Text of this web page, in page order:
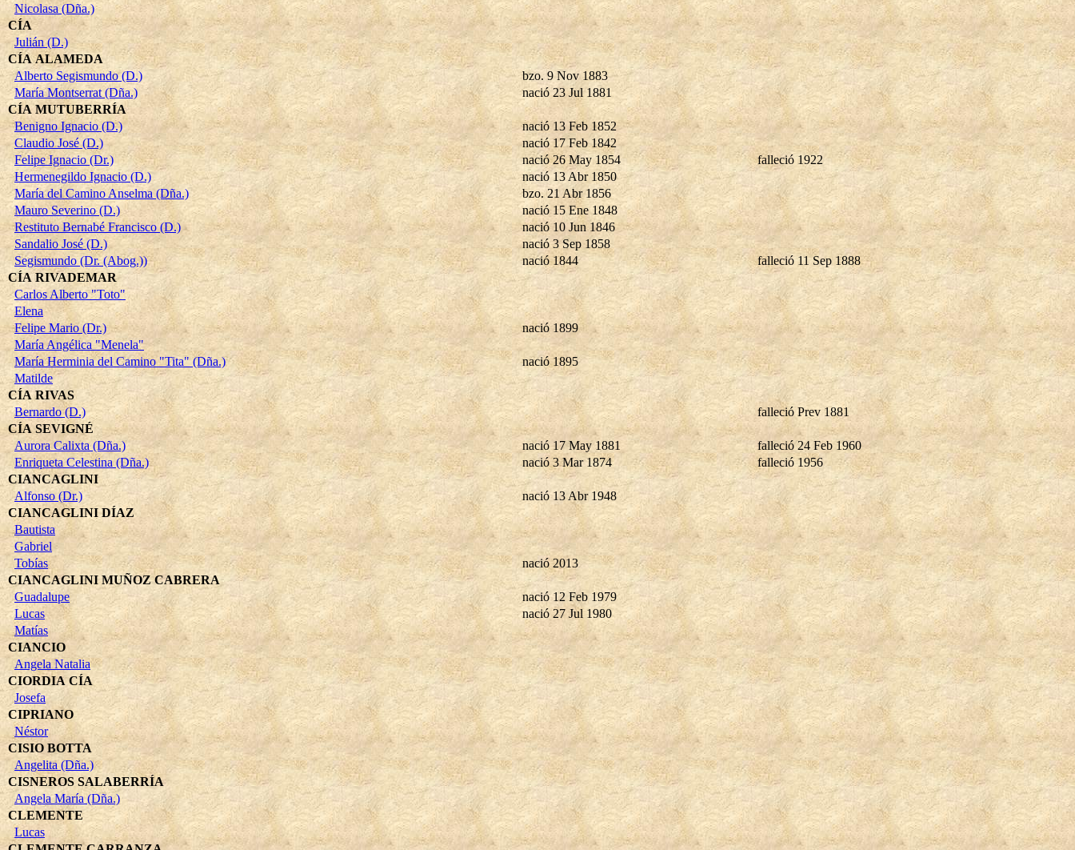
Nicolasa (Dña.)
CÍA
Julián (D.)
CÍA ALAMEDA
Alberto Segismundo (D.)
bzo. 9 Nov 1883
María Montserrat (Dña.)
nació 23 Jul 1881
CÍA MUTUBERRÍA
Benigno Ignacio (D.)
nació 13 Feb 1852
Claudio José (D.)
nació 17 Feb 1842
Felipe Ignacio (Dr.)
nació 26 May 1854
falleció 1922
Hermenegildo Ignacio (D.)
nació 13 Abr 1850
María del Camino Anselma (Dña.)
bzo. 21 Abr 1856
Mauro Severino (D.)
nació 15 Ene 1848
Restituto Bernabé Francisco (D.)
nació 10 Jun 1846
Sandalio José (D.)
nació 3 Sep 1858
Segismundo (Dr. (Abog.))
nació 1844
falleció 11 Sep 1888
CÍA RIVADEMAR
Carlos Alberto "Toto"
Elena
Felipe Mario (Dr.)
nació 1899
María Angélica "Menela"
María Herminia del Camino "Tita" (Dña.)
nació 1895
Matilde
CÍA RIVAS
Bernardo (D.)
falleció Prev 1881
CÍA SEVIGNÉ
Aurora Calixta (Dña.)
nació 17 May 1881
falleció 24 Feb 1960
Enriqueta Celestina (Dña.)
nació 3 Mar 1874
falleció 1956
CIANCAGLINI
Alfonso (Dr.)
nació 13 Abr 1948
CIANCAGLINI DÍAZ
Bautista
Gabriel
Tobías
nació 2013
CIANCAGLINI MUÑOZ CABRERA
Guadalupe
nació 12 Feb 1979
Lucas
nació 27 Jul 1980
Matías
CIANCIO
Angela Natalia
CIORDIA CÍA
Josefa
CIPRIANO
Néstor
CISIO BOTTA
Angelita (Dña.)
CISNEROS SALABERRÍA
Angela María (Dña.)
CLEMENTE
Lucas